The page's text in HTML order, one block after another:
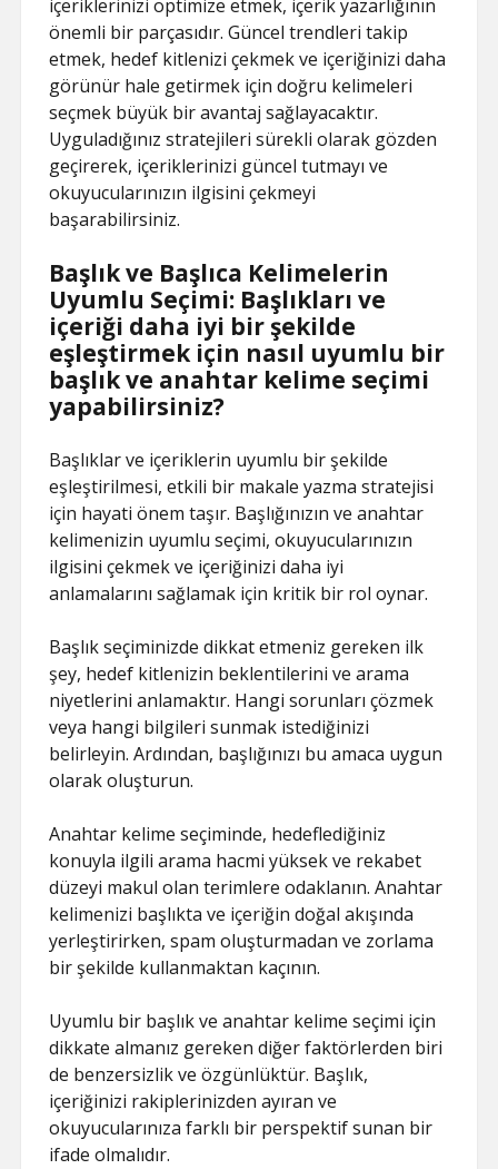
içeriklerinizi optimize etmek, içerik yazarlığının
önemli bir parçasıdır. Güncel trendleri takip
etmek, hedef kitlenizi çekmek ve içeriğinizi daha
görünür hale getirmek için doğru kelimeleri
seçmek büyük bir avantaj sağlayacaktır.
Uyguladığınız stratejileri sürekli olarak gözden
geçirerek, içeriklerinizi güncel tutmayı ve
okuyucularınızın ilgisini çekmeyi
başarabilirsiniz.
Başlık ve Başlıca Kelimelerin
Uyumlu Seçimi: Başlıkları ve
içeriği daha iyi bir şekilde
eşleştirmek için nasıl uyumlu bir
başlık ve anahtar kelime seçimi
yapabilirsiniz?
Başlıklar ve içeriklerin uyumlu bir şekilde
eşleştirilmesi, etkili bir makale yazma stratejisi
için hayati önem taşır. Başlığınızın ve anahtar
kelimenizin uyumlu seçimi, okuyucularınızın
ilgisini çekmek ve içeriğinizi daha iyi
anlamalarını sağlamak için kritik bir rol oynar.
Başlık seçiminizde dikkat etmeniz gereken ilk
şey, hedef kitlenizin beklentilerini ve arama
niyetlerini anlamaktır. Hangi sorunları çözmek
veya hangi bilgileri sunmak istediğinizi
belirleyin. Ardından, başlığınızı bu amaca uygun
olarak oluşturun.
Anahtar kelime seçiminde, hedeflediğiniz
konuyla ilgili arama hacmi yüksek ve rekabet
düzeyi makul olan terimlere odaklanın. Anahtar
kelimenizi başlıkta ve içeriğin doğal akışında
yerleştirirken, spam oluşturmadan ve zorlama
bir şekilde kullanmaktan kaçının.
Uyumlu bir başlık ve anahtar kelime seçimi için
dikkate almanız gereken diğer faktörlerden biri
de benzersizlik ve özgünlüktür. Başlık,
içeriğinizi rakiplerinizden ayıran ve
okuyucularınıza farklı bir perspektif sunan bir
ifade olmalıdır.